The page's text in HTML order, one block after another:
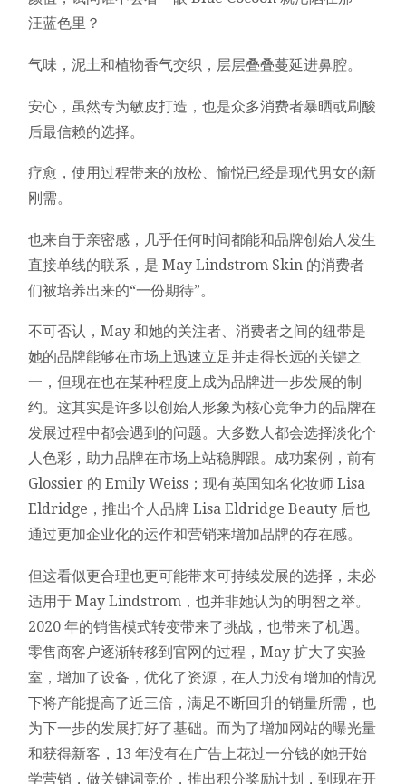
汪蓝色里？
气味，泥土和植物香气交织，层层叠叠蔓延进鼻腔。
安心，虽然专为敏皮打造，也是众多消费者暴晒或刷酸
后最信赖的选择。
疗愈，使用过程带来的放松、愉悦已经是现代男女的新
刚需。
也来自于亲密感，几乎任何时间都能和品牌创始人发生
直接单线的联系，是 May Lindstrom Skin 的消费者
们被培养出来的“一份期待”。
不可否认，May 和她的关注者、消费者之间的纽带是
她的品牌能够在市场上迅速立足并走得长远的关键之
一，但现在也在某种程度上成为品牌进一步发展的制
约。这其实是许多以创始人形象为核心竞争力的品牌在
发展过程中都会遇到的问题。大多数人都会选择淡化个
人色彩，助力品牌在市场上站稳脚跟。成功案例，前有
Glossier 的 Emily Weiss；现有英国知名化妆师 Lisa
Eldridge，推出个人品牌 Lisa Eldridge Beauty 后也
通过更加企业化的运作和营销来增加品牌的存在感。
但这看似更合理也更可能带来可持续发展的选择，未必
适用于 May Lindstrom，也并非她认为的明智之举。
2020 年的销售模式转变带来了挑战，也带来了机遇。
零售商客户逐渐转移到官网的过程，May 扩大了实验
室，增加了设备，优化了资源，在人力没有增加的情况
下将产能提高了近三倍，满足不断回升的销量所需，也
为下一步的发展打好了基础。而为了增加网站的曝光量
和获得新客，13 年没有在广告上花过一分钱的她开始
学营销，做关键词竞价，推出积分奖励计划，到现在开